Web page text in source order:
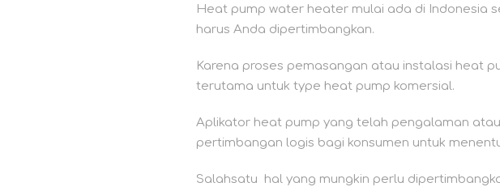
Heat pump water heater mulai ada di Indonesia
harus Anda dipertimbangkan.
Karena proses pemasangan atau instalasi heat
terutama untuk type heat pump komersial.
Aplikator heat pump yang telah pengalaman
pertimbangan logis bagi konsumen untuk
Salahsatu hal yang mungkin perlu